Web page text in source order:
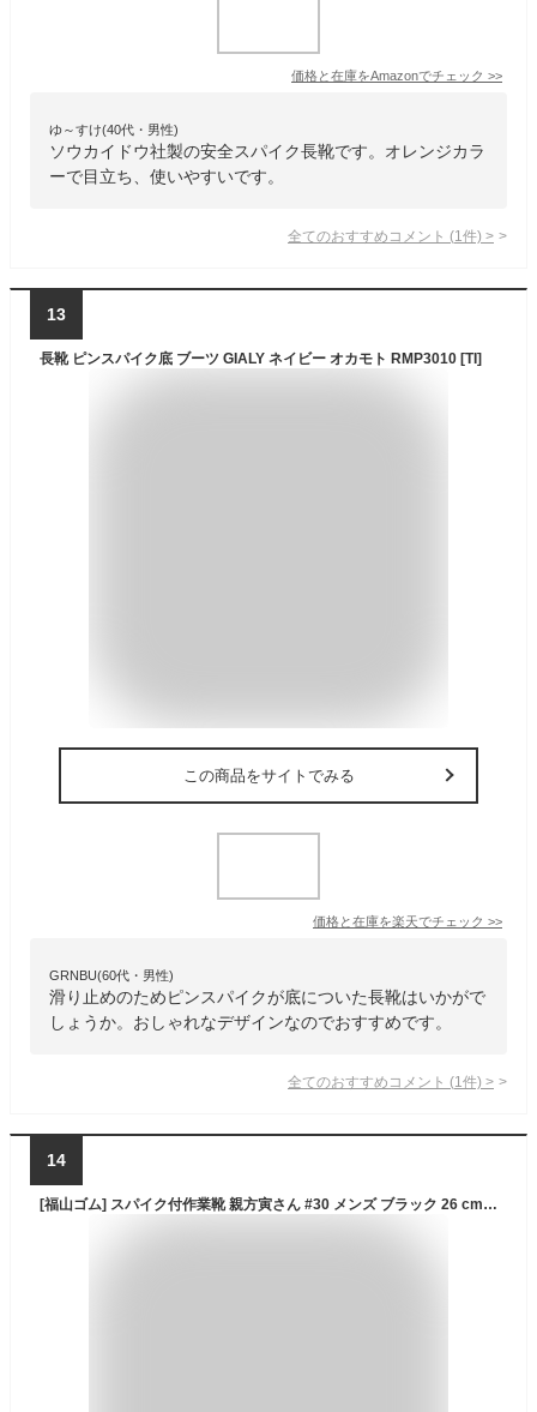
価格と在庫をAmazonでチェック >>
ゆ～すけ(40代・男性)
ソウカイドウ社製の安全スパイク長靴です。オレンジカラ
ーで目立ち、使いやすいです。
全てのおすすめコメント (1 件) >
13
長靴 ピンスパイク底 ブーツ GIALY ネイビー オカモト RMP3010 [TI]
この商品をサイトでみる
価格と在庫を楽天でチェック >>
GRNBU(60代・男性)
滑り止めのためピンスパイクが底についた長靴はいかがで
しょうか。おしゃれなデザインなのでおすすめです。
全てのおすすめコメント (1 件) >
14
[福山ゴム] スパイク付作業靴 親方寅さん #30 メンズ ブラック 26 cm 3E